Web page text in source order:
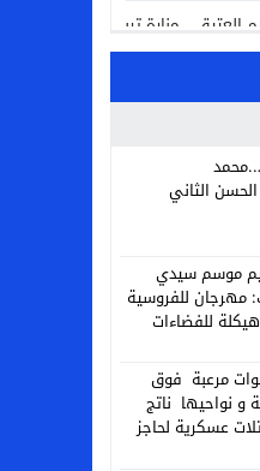
منارة تربوية تجمع بين
جمع وفد من جمعية التضامن
وقياداته انتهى ببعضها في
مسار قضائي راسخ ورؤية
جديدة في الحركة القضائية
شباب ونساء الصحراء بالعيون
الثاني
موسم سيدي
للفروسية
للفضاءات
مرعبة فوق
و نواحيها ناتج
عسكرية لحاجز